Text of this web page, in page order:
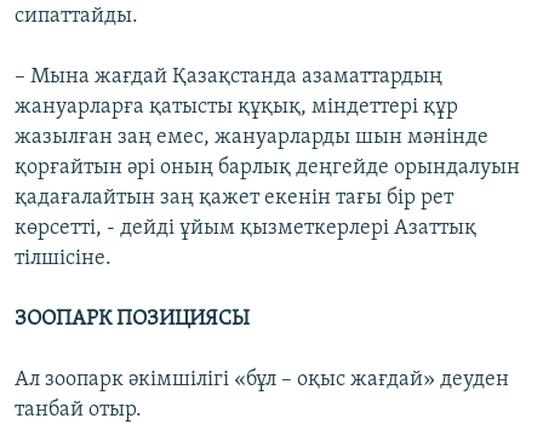
сипаттайды.
– Мына жағдай Қазақстанда азаматтардың
жануарларға қатысты құқық, міндеттері құр
жазылған заң емес, жануарларды шын мәнінде
қорғайтын әрі оның барлық деңгейде орындалуын
қадағалайтын заң қажет екенін тағы бір рет
көрсетті, - дейді ұйым қызметкерлері Азаттық
тілшісіне.
ЗООПАРК ПОЗИЦИЯСЫ
Ал зоопарк әкімшілігі «бұл – оқыс жағдай» деуден
танбай отыр.